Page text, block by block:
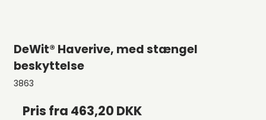
DeWit® Haverive, med stængel
beskyttelse
3863
Pris fra 463,20 DKK